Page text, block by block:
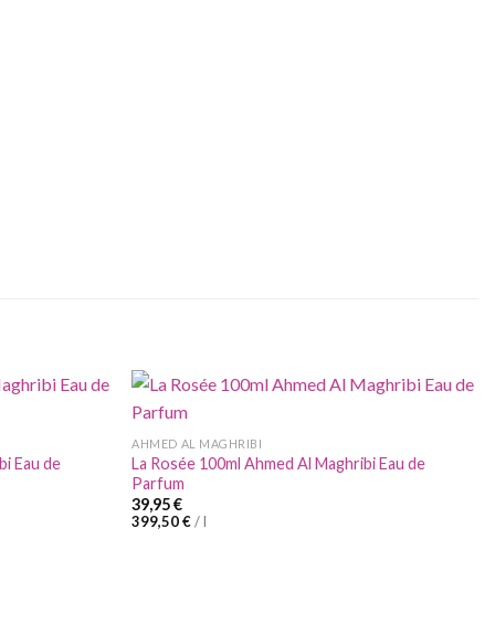
Eau de
AHMED AL MAGHRIBI
La Rosée 100ml Ahmed Al Maghribi Eau de
Parfum
39,95€
399,50€/l